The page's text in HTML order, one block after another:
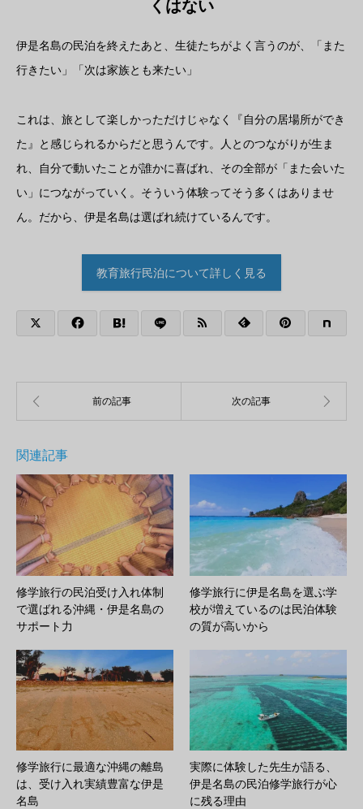
くはない
伊是名島の民泊を終えたあと、生徒たちがよく言うのが、「また
行きたい」「次は家族とも来たい」
これは、旅として楽しかっただけじゃなく『自分の居場所ができ
た』と感じられるからだと思うんです。人とのつながりが生ま
れ、自分で動いたことが誰かに喜ばれ、その全部が「また会いた
い」につながっていく。そういう体験ってそう多くはありませ
ん。だから、伊是名島は選ばれ続けているんです。
教育旅行民泊について詳しく見る
関連記事
修学旅行の民泊受け入れ体制
で選ばれる沖縄・伊是名島の
サポート力
修学旅行に伊是名島を選ぶ学
校が増えているのは民泊体験
の質が高いから
修学旅行に最適な沖縄の離島
は、受け入れ実績豊富な伊是
名島
実際に体験した先生が語る、
伊是名島の民泊修学旅行が心
に残る理由